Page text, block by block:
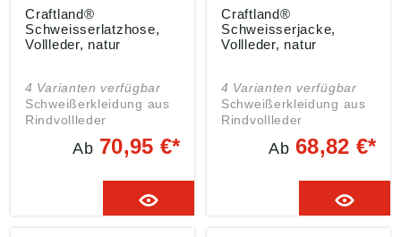
Craftland®
Schweisserlatzhose,
Vollleder, natur
4 Varianten verfügbar
Schweißerkleidung aus
Rindvollleder
Ausführung Jacke: •
Verdeckte Knopfleiste •
Stehkragen Ausführung
Zollstocktasche
Ab 70,95 €*
Craftland®
Schweisserjacke,
Vollleder, natur
4 Varianten verfügbar
Schweißerkleidung aus
Rindvollleder
Ausführung Jacke: •
Verdeckte Knopfleiste •
Stehkragen Ausführung
Zollstocktasche
Ab68,82 €*